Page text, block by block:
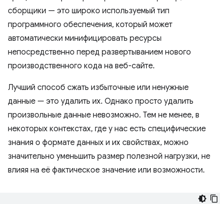
сборщики — это широко используемый тип
программного обеспечения, который может
автоматически минифицировать ресурсы
непосредственно перед развертыванием нового
производственного кода на веб-сайте.
Лучший способ сжать избыточные или ненужные
данные — это удалить их. Однако просто удалить
произвольные данные невозможно. Тем не менее, в
некоторых контекстах, где у нас есть специфические
знания о формате данных и их свойствах, можно
значительно уменьшить размер полезной нагрузки, не
влияя на её фактическое значение или возможности.